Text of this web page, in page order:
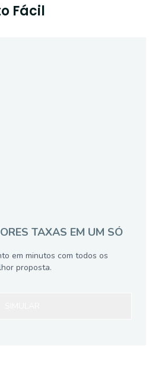
Fácil
TAXAS EM UM SÓ
em minutos com todos os
proposta.